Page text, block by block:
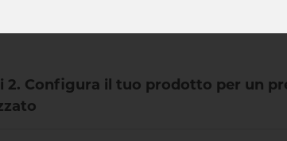
2. Configura il tuo prodotto per un